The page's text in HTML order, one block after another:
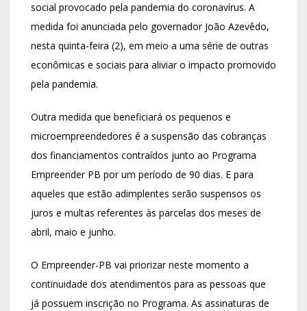
social provocado pela pandemia do coronavírus. A
medida foi anunciada pelo governador João Azevêdo,
nesta quinta-feira (2), em meio a uma série de outras
econômicas e sociais para aliviar o impacto promovido
pela pandemia.
Outra medida que beneficiará os pequenos e
microempreendedores é a suspensão das cobranças
dos financiamentos contraídos junto ao Programa
Empreender PB por um período de 90 dias. E para
aqueles que estão adimplentes serão suspensos os
juros e multas referentes às parcelas dos meses de
abril, maio e junho.
O Empreender-PB vai priorizar neste momento a
continuidade dos atendimentos para as pessoas que
já possuem inscrição no Programa. As assinaturas de